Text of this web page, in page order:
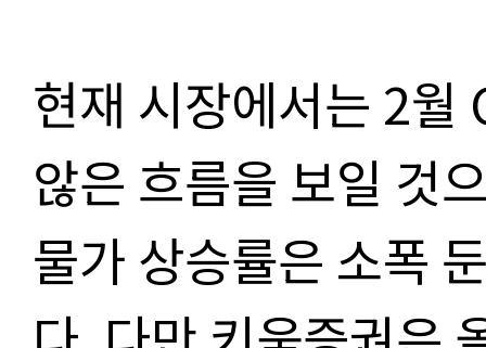
현재 시장에서는 2월
않은 흐름을 보일 것
물가 상승률은 소폭